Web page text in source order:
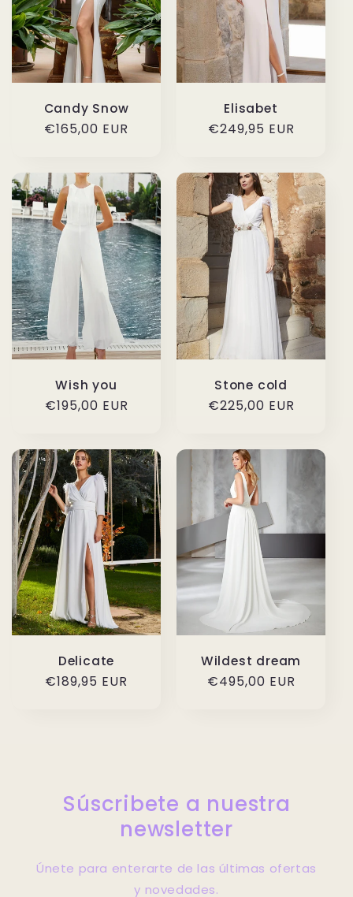
Candy Snow
Precio
€165,00 EUR
Elisabet
Precio
€249,95 EUR
Wish you
Precio
€195,00 EUR
Stone cold
Precio
€225,00 EUR
Delicate
Precio
€189,95 EUR
Wildest dream
Precio
€495,00 EUR
Súscribete a nuestra
newsletter
Únete para enterarte de las últimas ofertas
y novedades.